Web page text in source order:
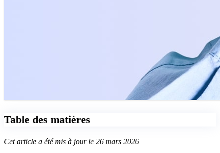
Table des matières
Cet article a été mis à jour le 26 mars 2026